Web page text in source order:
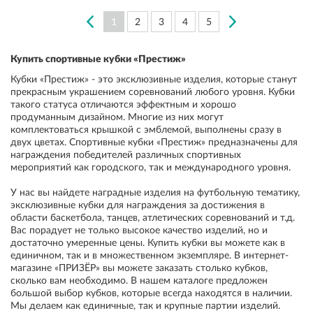
1 2 3 4 5
Купить спортивные кубки «Престиж»
Кубки «Престиж» - это эксклюзивные изделия, которые станут
прекрасным украшением соревнований любого уровня. Кубки
такого статуса отличаются эффектным и хорошо
продуманным дизайном. Многие из них могут
комплектоваться крышкой с эмблемой, выполнены сразу в
двух цветах. Спортивные кубки «Престиж» предназначены для
награждения победителей различных спортивных
мероприятий как городского, так и международного уровня.
У нас вы найдете наградные изделия на футбольную тематику,
эксклюзивные кубки для награждения за достижения в
области баскетбола, танцев, атлетических соревнований и т.д.
Вас порадует не только высокое качество изделий, но и
достаточно умеренные цены. Купить кубки вы можете как в
единичном, так и в множественном экземпляре. В интернет-
магазине «ПРИЗЁР» вы можете заказать столько кубков,
сколько вам необходимо. В нашем каталоге предложен
большой выбор кубков, которые всегда находятся в наличии.
Мы делаем как единичные, так и крупные партии изделий.